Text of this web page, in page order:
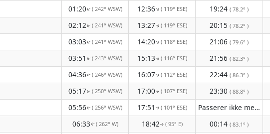
01:20↑( 242° WSW) 12:36↑( 119° ESE) 19:24 ( 78.2° )
02:12↑( 241° WSW) 13:27↑( 119° ESE) 20:15 ( 78.2° )
03:03↑( 241° WSW) 14:20↑( 118° ESE) 21:06 ( 79.6° )
03:51 ↑( 243° WSW) 15:13↑( 116° ESE) 21:56 ( 82.3° )
04:36↑( 246° WSW) 16:07↑( 112° ESE) 22:44 ( 86.3° )
05:17↑( 250° WSW) 17:00↑( 107° ESE) 23:30 ( 88.8° )
05:56↑( 256° WSW) 17:51 ↑( 101° ESE) Passerer ikke meridianen
06:33↑( 262° W) 18:42↑ ( 95° E) 00:14 ( 83.1° )